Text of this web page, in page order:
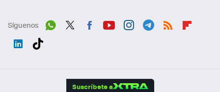
Síguenos
Suscríbete a